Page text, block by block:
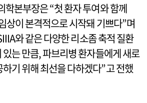
학본부장은 “첫 환자 투여와 함께
상이 본격적으로 시작돼 기쁘다”며
와 같은 다양한 리소좀 축적 질환
는 만큼, 파브리병 환자들에게 새로
기 위해 최선을 다하겠다”고 전했